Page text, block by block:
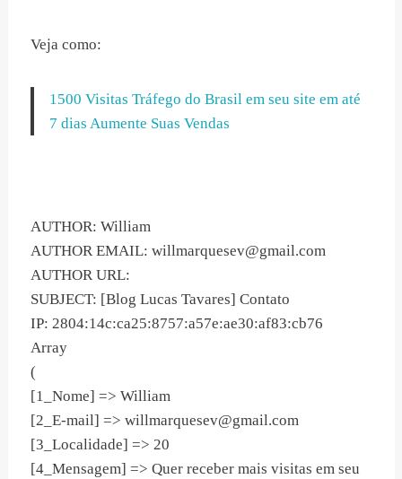
Veja como:
1500 Visitas Tráfego do Brasil em seu site em até
7 dias Aumente Suas Vendas
AUTHOR: William
AUTHOR EMAIL: willmarquesev@gmail.com
AUTHOR URL:
SUBJECT: [Blog Lucas Tavares] Contato
IP: 2804:14c:ca25:8757:a57e:ae30:af83:cb76
Array
(
[1_Nome] => William
[2_E-mail] => willmarquesev@gmail.com
[3_Localidade] => 20
[4_Mensagem] => Quer receber mais visitas em seu